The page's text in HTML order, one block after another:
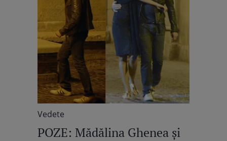
Vedete
POZE: Mădălina Ghenea şi